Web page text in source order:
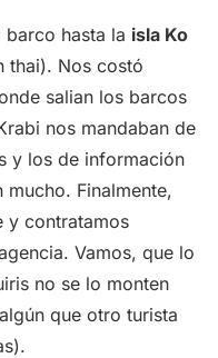
hasta la isla Ko
thai). Nos costó
salian los barcos
nos mandaban de
y los de información
Finalmente,
y contratamos
Vamos, que lo
no se lo monten
que otro turista